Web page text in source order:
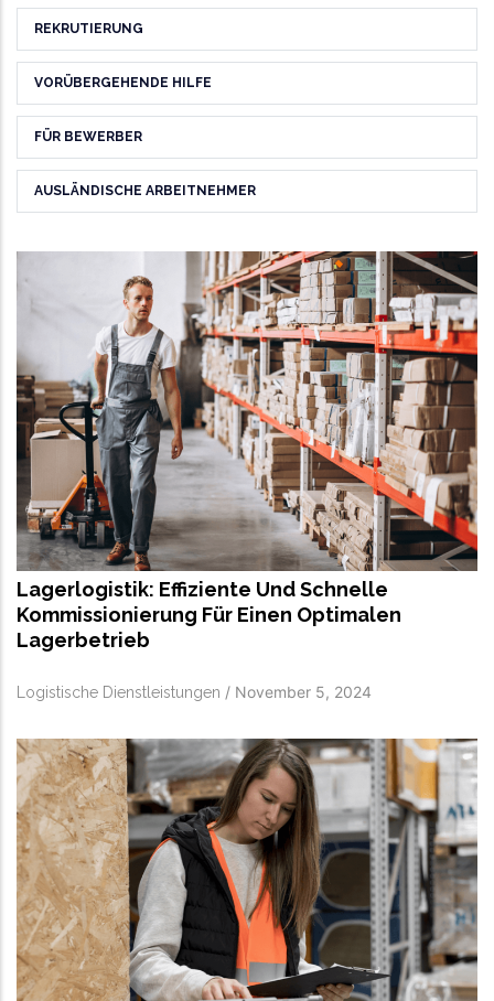
REKRUTIERUNG
VORÜBERGEHENDE HILFE
FÜR BEWERBER
AUSLÄNDISCHE ARBEITNEHMER
Lagerlogistik: Effiziente Und Schnelle
Kommissionierung Für Einen Optimalen
Lagerbetrieb
Logistische Dienstleistungen / November 5, 2024